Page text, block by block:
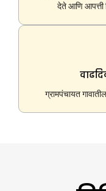
देते आणि
ग्रामपंचायत